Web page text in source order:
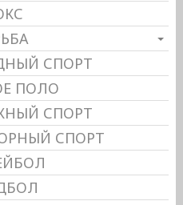
СПОРТ
ПОЛО
СПОРТ
СПОРТ